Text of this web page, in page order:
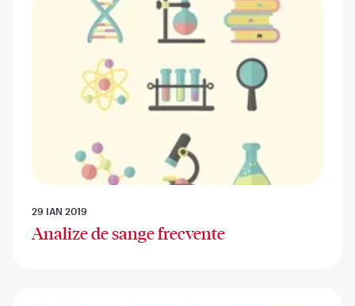
29 IAN 2019
Analize de sange frecvente